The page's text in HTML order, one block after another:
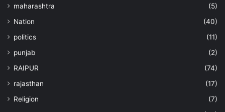
maharashtra
(5)
Nation
(40)
politics
(11)
punjab
(2)
RAIPUR
(74)
rajasthan
(17)
Religion
(7)